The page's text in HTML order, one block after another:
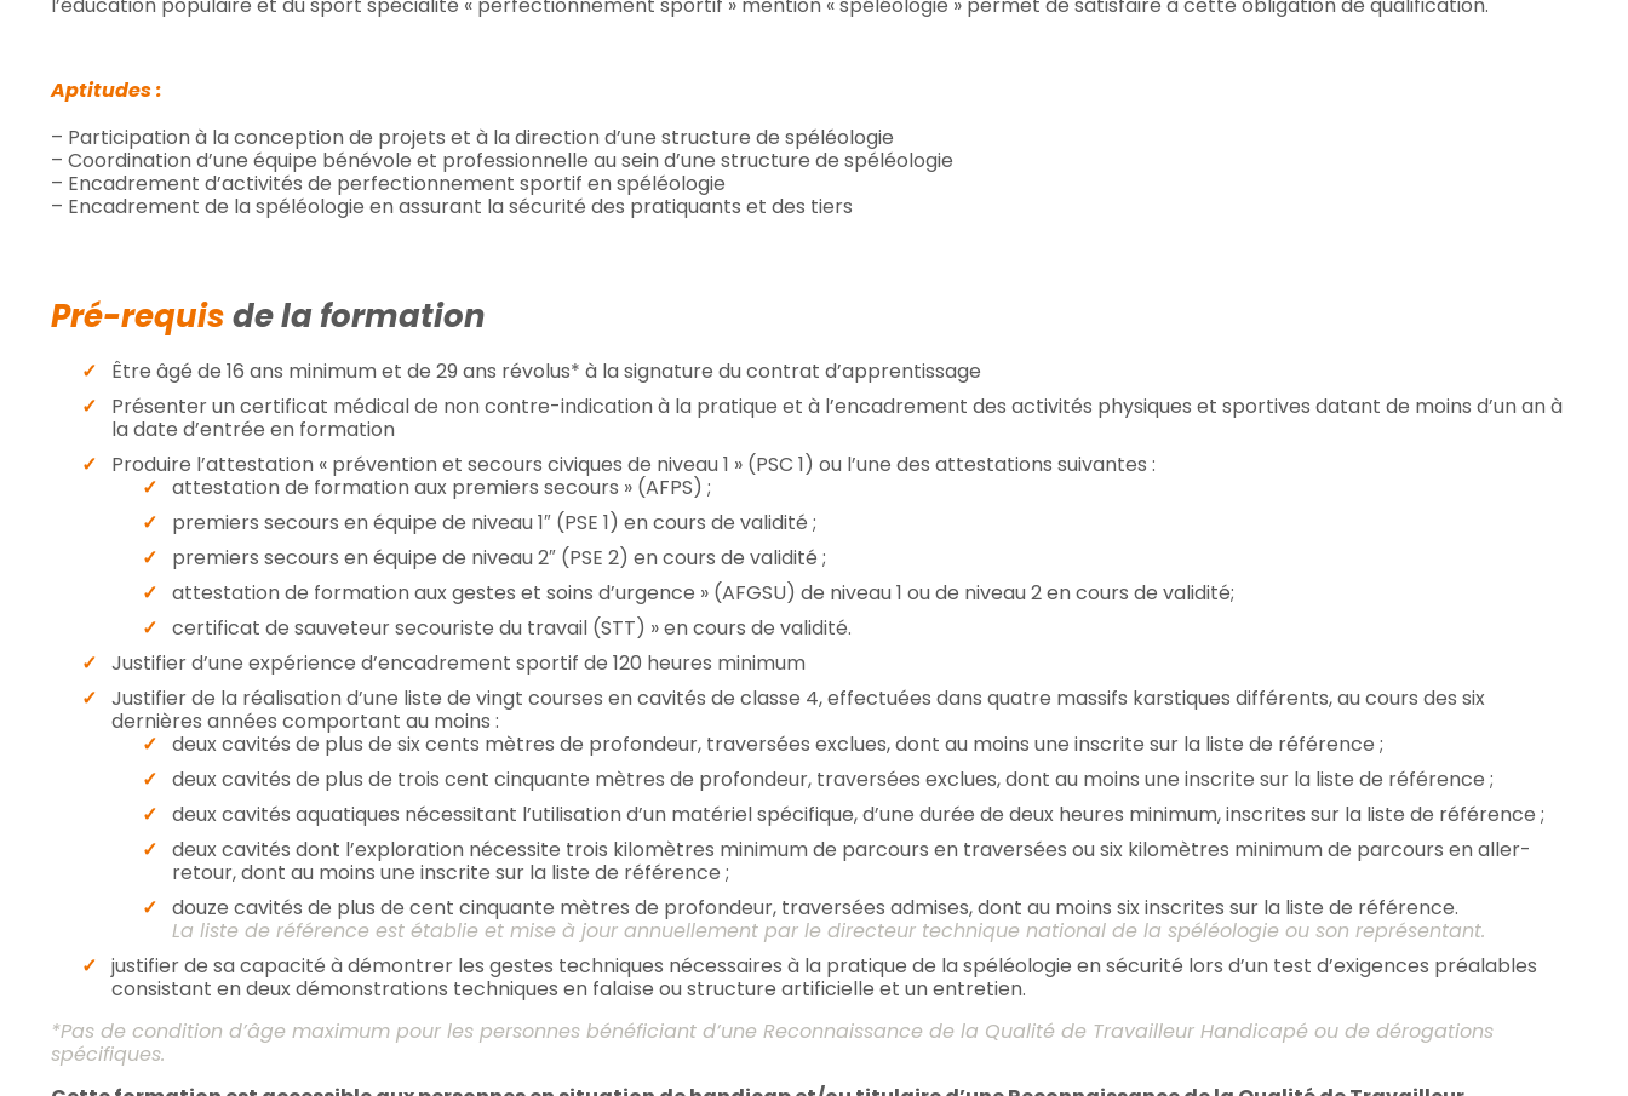
Aptitudes :
– Participation à la conception de projets et à la direction d’une structure de spéléologie
– Coordination d’une équipe bénévole et professionnelle au sein d’une structure de spéléologie
– Encadrement d’activités de perfectionnement sportif en spéléologie
– Encadrement de la spéléologie en assurant la sécurité des pratiquants et des tiers
Pré-requisde la formation
Être âgé de 16 ans minimum et de 29 ans révolus* à la signature du contrat d’apprentissage
Présenter un certificat médical de non contre-indication à la pratique et à l’encadrement des activités physiques et sportives datant de moins d’un an à
la date d’entrée en formation
Produire l’attestation « prévention et secours civiques de niveau 1 » (PSC 1) ou l’une des attestations suivantes :
attestation de formation aux premiers secours » (AFPS) ;
premiers secours en équipe de niveau 1″ (PSE 1) en cours de validité ;
premiers secours en équipe de niveau 2″ (PSE 2) en cours de validité ;
attestation de formation aux gestes et soins d’urgence » (AFGSU) de niveau 1 ou de niveau 2 en cours de validité;
certificat de sauveteur secouriste du travail (STT) » en cours de validité.
Justifier d’une expérience d’encadrement sportif de 120 heures minimum
Justifier de la réalisation d’une liste de vingt courses en cavités de classe 4, effectuées dans quatre massifs karstiques différents, au cours des six
dernières années comportant au moins :
deux cavités de plus de six cents mètres de profondeur, traversées exclues, dont au moins une inscrite sur la liste de référence ;
deux cavités de plus de trois cent cinquante mètres de profondeur, traversées exclues, dont au moins une inscrite sur la liste de référence ;
deux cavités aquatiques nécessitant l’utilisation d’un matériel spécifique, d’une durée de deux heures minimum, inscrites sur la liste de référence ;
deux cavités dont l’exploration nécessite trois kilomètres minimum de parcours en traversées ou six kilomètres minimum de parcours en aller-
retour, dont au moins une inscrite sur la liste de référence ;
douze cavités de plus de cent cinquante mètres de profondeur, traversées admises, dont au moins six inscrites sur la liste de référence.
La liste de référence est établie et mise à jour annuellement par le directeur technique national de la spéléologie ou son représentant.
justifier de sa capacité à démontrer les gestes techniques nécessaires à la pratique de la spéléologie en sécurité lors d’un test d’exigences préalables
consistant en deux démonstrations techniques en falaise ou structure artificielle et un entretien.
*Pas de condition d’âge maximum pour les personnes bénéficiant d’une Reconnaissance de la Qualité de Travailleur Handicapé ou de dérogations
spécifiques.